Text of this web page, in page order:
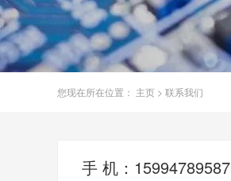
您现在所在位置： 主页 > 联系我们
手 机：15994789587